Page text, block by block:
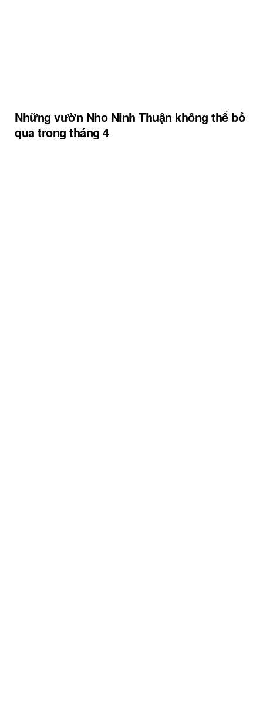
Những vườn Nho Ninh Thuận không thể bỏ
qua trong tháng 4